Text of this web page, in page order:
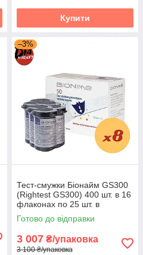
Купити
–3%
Тест-смужки Біонайм GS300
(Rightest GS300) 400 шт. в 16
флаконах по 25 шт. в
упаковці
Готово до відправки
3 007 ₴/упаковка
3 100 ₴/упаковка